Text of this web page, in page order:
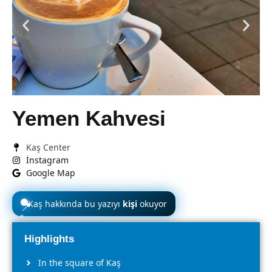
Yemen Kahvesi
Kaş Center
İnstagram
Google Map
📍Kaş hakkında bu yazıyı kişi okuyor
Highlights
In the square of Kaş